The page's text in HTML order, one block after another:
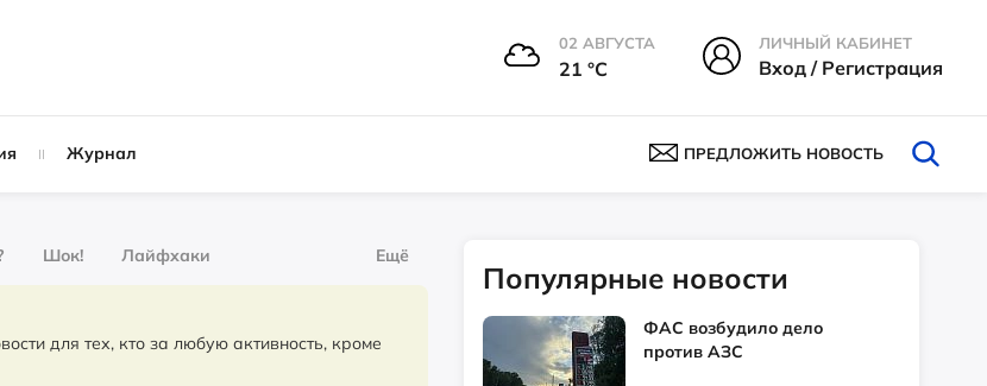
02 АВГУСТА
21 °С
ЛИЧНЫЙ КАБИНЕТ
Вход / Регистрация
Журнал ПРЕДЛОЖИТЬ НОВОСТЬ
Шок! Лайфхаки Ещё
активность, кроме
Популярные новости
ФАС возбудило дело
против АЗС